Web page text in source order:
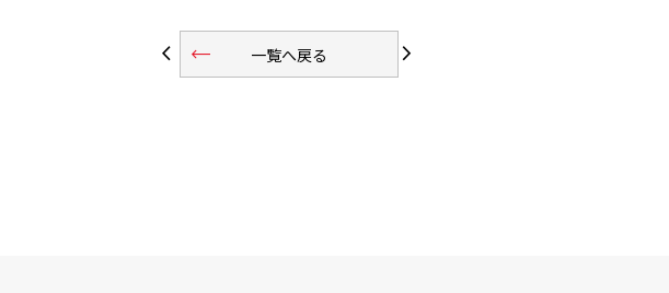
arrow_back_ios 一覧へ戻る
trending_flat arrow_forward_ios